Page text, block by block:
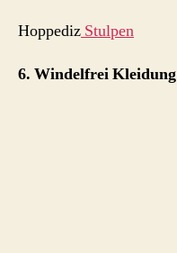
Hoppediz Stulpen
6. Windelfrei Kleidung